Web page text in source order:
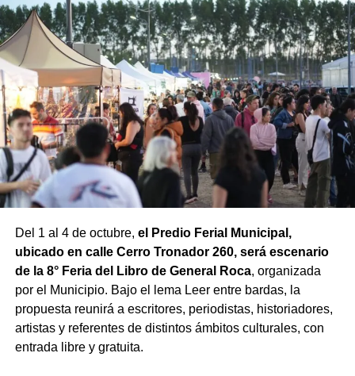
Del 1 al 4 de octubre, el Predio Ferial Municipal,
ubicado en calle Cerro Tronador 260, será escenario
de la 8° Feria del Libro de General Roca, organizada
por el Municipio. Bajo el lema Leer entre bardas, la
propuesta reunirá a escritores, periodistas, historiadores,
artistas y referentes de distintos ámbitos culturales, con
entrada libre y gratuita.